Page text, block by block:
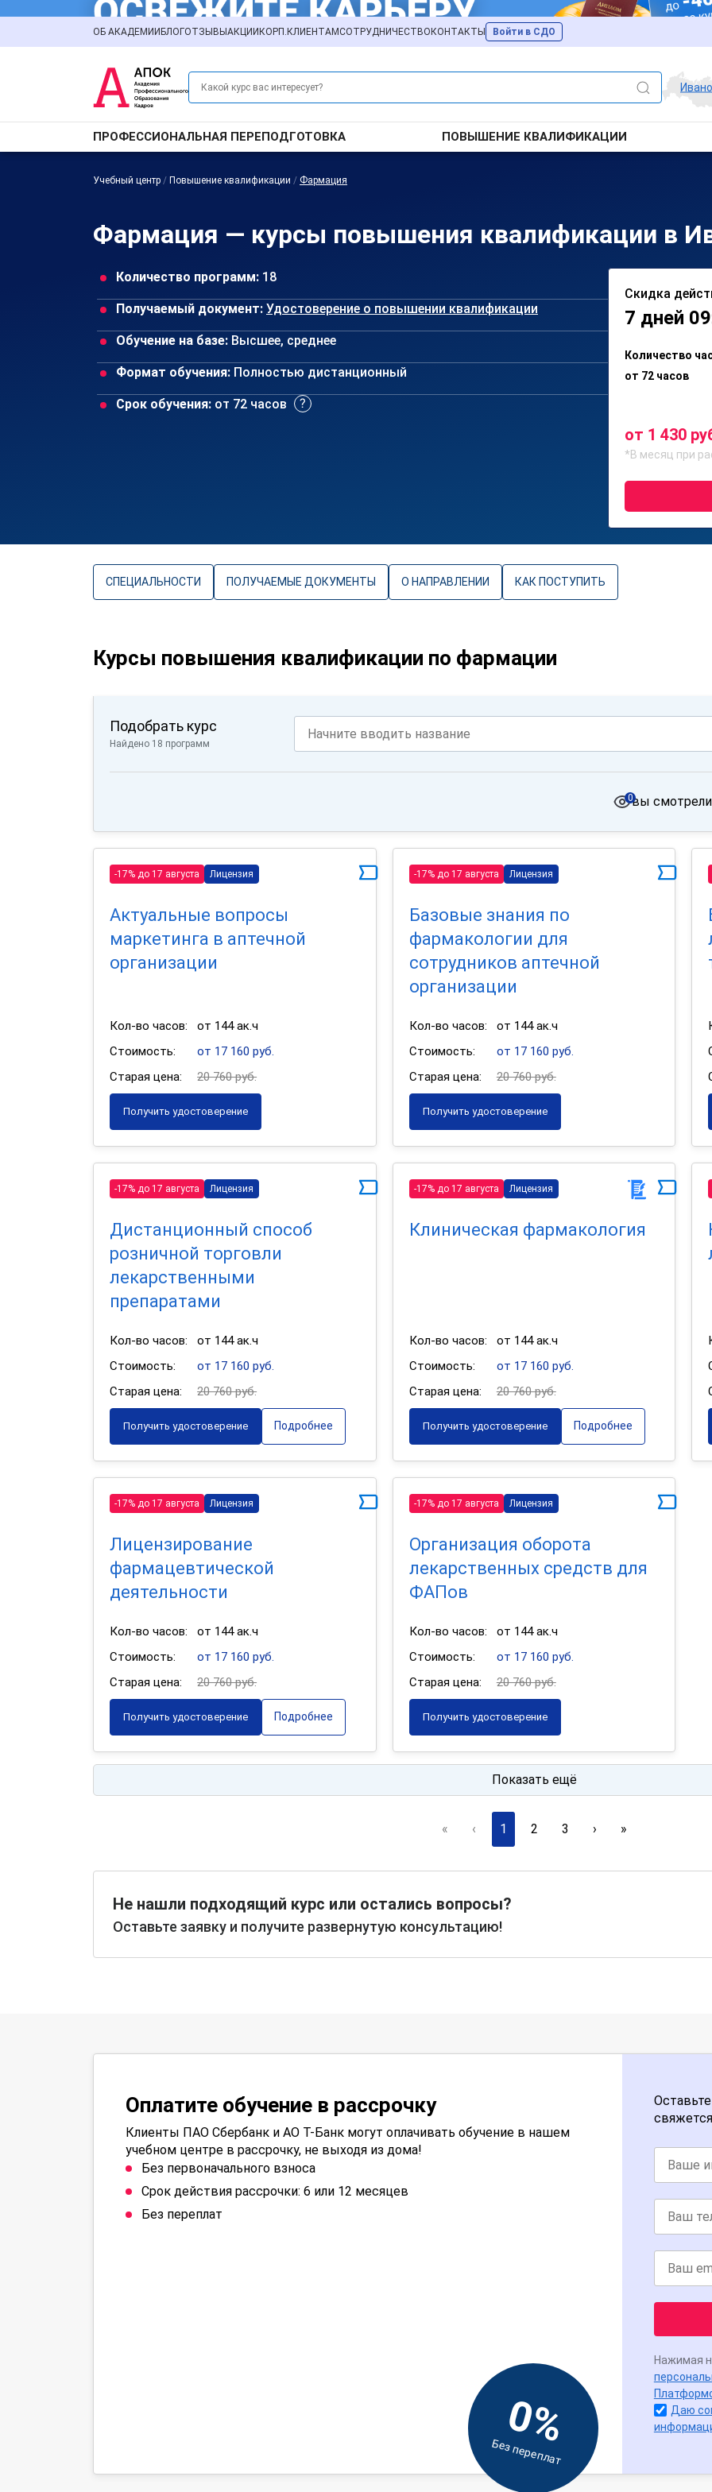
ОБ АКАДЕМИИ БЛОГОТЗЫВЫ АКЦИИ КОРП.КЛИЕНТАМСОТРУДНИЧЕСТВО КОНТАКТЫ Войти в СДО
ПРОФЕССИОНАЛЬНАЯ ПЕРЕПОДГОТОВКА ПОВЫШЕНИЕ КВАЛИФИКАЦИИ
Учебный центр / Повышение квалификации / Фармация
Фармация — курсы повышения квалификации в
Количество программ: 18
Получаемый документ: Удостоверение о повышении квалификации
Обучение на базе: Высшее, среднее
Формат обучения: Полностью дистанционный
Срок обучения: от 72 часов
Скидка
7 дней
Количество
от 72 часов
от 1 430
*В месяц при
СПЕЦИАЛЬНОСТИ ПОЛУЧАЕМЫЕ ДОКУМЕНТЫ О НАПРАВЛЕНИИ КАК ПОСТУПИТЬ
Курсы повышения квалификации по фармации
Подобрать курс
Найдено 18 программ
вы смотрели
0
-17% до 17 августа Лицензия
Актуальные вопросы
маркетинга в аптечной
организации
Кол-во часов:
от 144 ак.ч
Стоимость:
от 17 160 руб.
Старая цена:
20 760 руб.
Получить удостоверение
-17% до 17 августа Лицензия
Базовые знания по
фармакологии для
сотрудников аптечной
организации
Кол-во часов:
от 144 ак.ч
Стоимость:
от 17 160 руб.
Старая цена:
20 760 руб.
Получить удостоверение
-17% до 17 августа Лицензия
Дистанционный способ
розничной торговли
лекарственными
препаратами
Кол-во часов:
от 144 ак.ч
Стоимость:
от 17 160 руб.
Старая цена:
20 760 руб.
Получить удостоверение Подробнее
-17% до 17 августа Лицензия
Клиническая фармакология
Кол-во часов:
от 144 ак.ч
Стоимость:
от 17 160 руб.
Старая цена:
20 760 руб.
Получить удостоверение Подробнее
-17% до 17 августа Лицензия
Лицензирование
фармацевтической
деятельности
Кол-во часов:
от 144 ак.ч
Стоимость:
от 17 160 руб.
Старая цена:
20 760 руб.
Получить удостоверение Подробнее
-17% до 17 августа Лицензия
Организация оборота
лекарственных средств для
ФАПов
Кол-во часов:
от 144 ак.ч
Стоимость:
от 17 160 руб.
Старая цена:
20 760 руб.
Получить удостоверение
Показать ещё
« ‹ 1 2 3 › »
Не нашли подходящий курс или остались вопросы?
Оставьте заявку и получите развернутую консультацию!
Оплатите обучение в рассрочку
Клиенты ПАО Сбербанк и АО Т-Банк могут оплачивать обучение в нашем
учебном центре в рассрочку, не выходя из дома!
Без первоначального взноса
Срок действия рассрочки: 6 или 12 месяцев
Без переплат
0%
Без переплат
Нажимая
Даю